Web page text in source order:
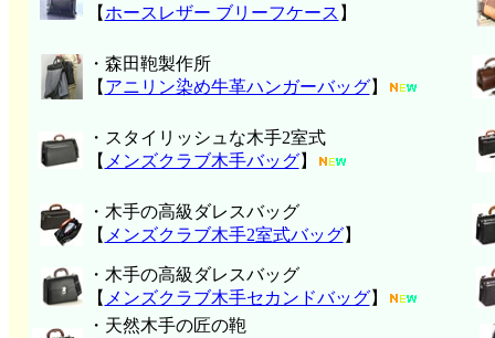
【 ホースレザー ブリーフケース 】
・森田鞄製作所
【 アニリン染め牛革ハンガーバッグ】
・スタイリッシュな木手2室式
【 メンズクラブ木手バッグ】
・木手の高級ダレスバッグ
【 メンズクラブ木手2室式バッグ】
・木手の高級ダレスバッグ
【 メンズクラブ木手セカンドバッグ】
・天然木手の匠の鞄